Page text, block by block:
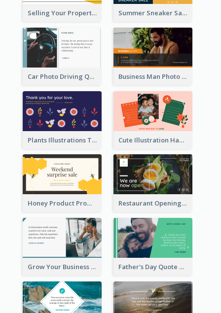
Selling Your Property Real Estate Twitter Post Summer Sneaker Sale Twitter Post
Car Photo Driving Quote Twitter Post Business Man Photo Business Quote Twitter Post
Plants Illustrations Thank You Twitter Post Cute Illustration Happy Birthday Twitter Post
Honey Product Promotion Twitter Post Restaurant Opening Promotion Twitter Post
Grow Your Business Quote Twitter Post Father's Day Quote Twitter Post